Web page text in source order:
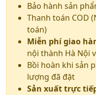
Bảo hành sản
Thanh toán COD
toán)
Miễn phí giao
nội thành Hà Nội
Bồi hoàn khi sản
lượng đã đặt
Sản xuất trực